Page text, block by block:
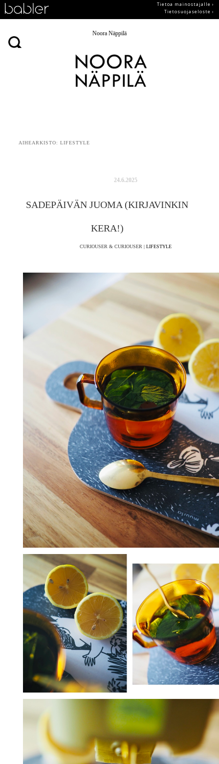
Tietoa mainostajalle ›
Tietosuojaseloste ›
Noora Näppilä
AIHEARKISTO: LIFESTYLE
24.6.2025
SADEPÄIVÄN JUOMA (KIRJAVINKIN
KERA!)
CURIOUSER & CURIOUSER | LIFESTYLE